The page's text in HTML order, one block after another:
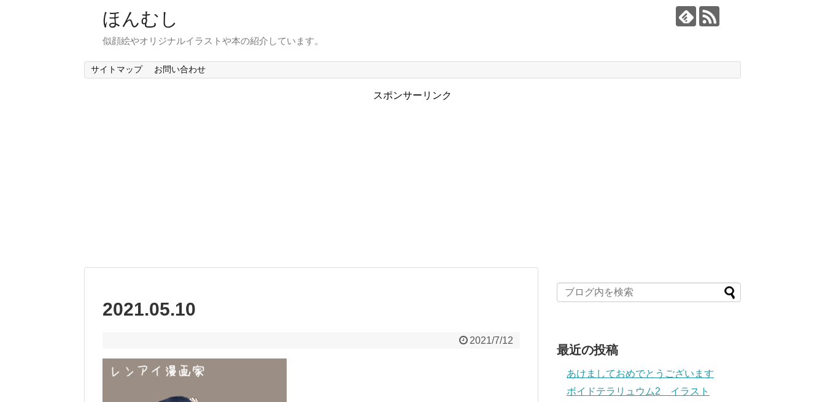
ほんむし
似顔絵やオリジナルイラストや本の紹介しています。
サイトマップ お問い合わせ
スポンサーリンク
2021.05.10
2021/7/12
最近の投稿
あけましておめでとうございます
ボイドテラリュウム2 イラスト